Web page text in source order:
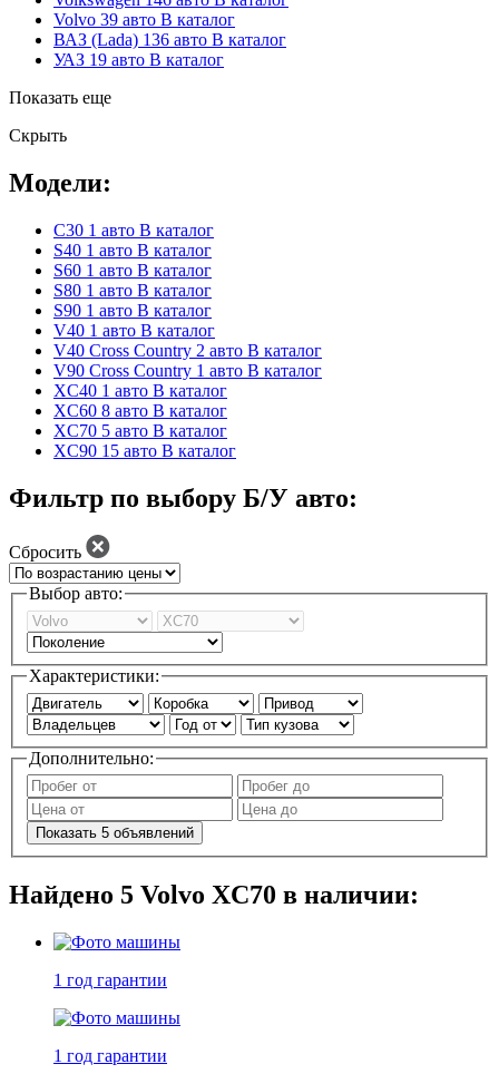
Volvo 39 авто В каталог
ВАЗ (Lada) 136 авто В каталог
УАЗ 19 авто В каталог
Показать еще
Скрыть
Модели:
C30 1 авто В каталог
S40 1 авто В каталог
S60 1 авто В каталог
S80 1 авто В каталог
S90 1 авто В каталог
V40 1 авто В каталог
V40 Cross Country 2 авто В каталог
V90 Cross Country 1 авто В каталог
XC40 1 авто В каталог
XC60 8 авто В каталог
XC70 5 авто В каталог
XC90 15 авто В каталог
Фильтр по выбору Б/У авто:
Сбросить
Выбор авто:
Характеристики:
Дополнительно:
Показать 5 объявлений
Найдено 5 Volvo XC70 в наличии:
1 год гарантии
1 год гарантии